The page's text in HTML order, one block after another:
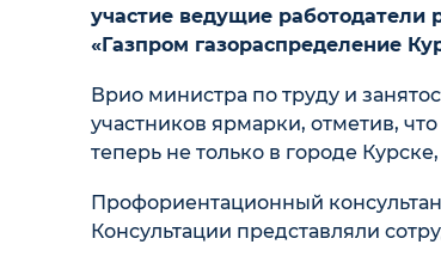
участие ведущие
«Газпром газораспределение
Врио министра по труду и
участников ярмарки, отметив,
теперь не только в городе
Профориентационный
Консультации представляли